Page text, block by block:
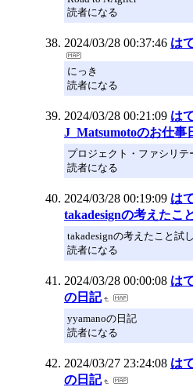
読者になる
2024/03/28 00:37:46 は
にっき
読者になる
2024/03/28 00:21:09 は
J_Matsumotoのお仕事
プロジェクト・ファシリテ
読者になる
2024/03/28 00:19:09 は
takadesignの考えたこ
takadesignの考えたこと試
読者になる
2024/03/28 00:00:08 は
の日記
yyamanoの日記
読者になる
2024/03/27 23:24:08 は
の日記